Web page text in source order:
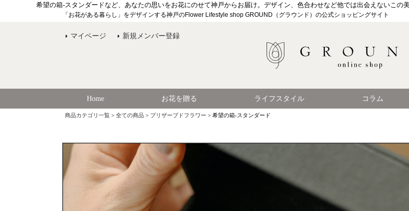
希望の箱-スタンダードなど、あなたの思いをお花にのせて神戸からお届け。デザイン、色合わせなど他では出会えないこの
「お花がある暮らし」をデザインする神戸のFlower Lifestyle shop GROUND（グラウンド）の公式ショッピングサイト
マイページ 新規メンバー登録
Home お花を贈る ライフスタイル コラム
商品カテゴリ一覧 > 全ての商品 > プリザーブドフラワー > 希望の箱-スタンダード